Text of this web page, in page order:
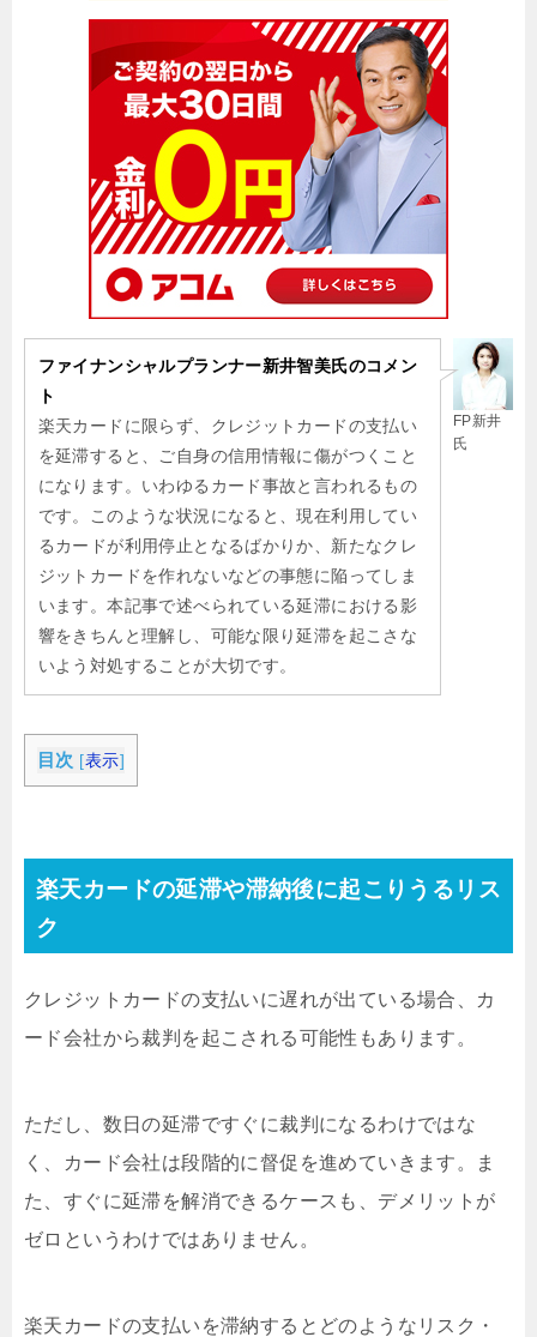
FP新井
氏
ファイナンシャルプランナー新井智美氏のコメン
ト
楽天カードに限らず、クレジットカードの支払い
を延滞すると、ご自身の信用情報に傷がつくこと
になります。いわゆるカード事故と言われるもの
です。このような状況になると、現在利用してい
るカードが利用停止となるばかりか、新たなクレ
ジットカードを作れないなどの事態に陥ってしま
います。本記事で述べられている延滞における影
響をきちんと理解し、可能な限り延滞を起こさな
いよう対処することが大切です。
目次 [表示]
楽天カードの延滞や滞納後に起こりうるリス
ク
クレジットカードの支払いに遅れが出ている場合、カ
ード会社から裁判を起こされる可能性もあります。
ただし、数日の延滞ですぐに裁判になるわけではな
く、カード会社は段階的に督促を進めていきます。ま
た、すぐに延滞を解消できるケースも、デメリットが
ゼロというわけではありません。
楽天カードの支払いを滞納するとどのようなリスク・